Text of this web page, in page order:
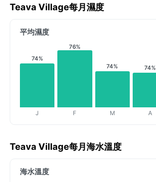
Teava Village每月濕度
平均濕度
74%
J
76%
F
74%
M
74%
A
Teava Village每月海水溫度
海水溫度